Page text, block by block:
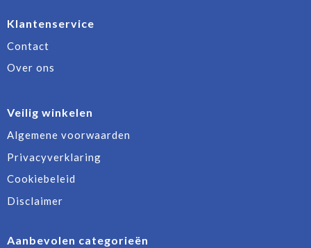
Klantenservice
Contact
Over ons
Veilig winkelen
Algemene voorwaarden
Privacyverklaring
Cookiebeleid
Disclaimer
Aanbevolen categorieën